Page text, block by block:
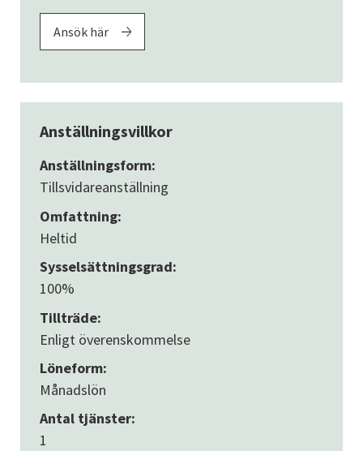
Ansök här
Anställningsvillkor
Anställningsform:
Tillsvidareanställning
Omfattning:
Heltid
Sysselsättningsgrad:
100%
Tillträde:
Enligt överenskommelse
Löneform:
Månadslön
Antal tjänster:
1